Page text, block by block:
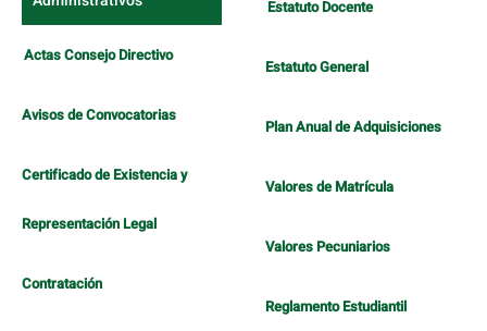
Actas Consejo Directivo
Avisos de Convocatorias
Certificado de Existencia y
Representación Legal
Contratación
Estatuto Docente
Estatuto General
Plan Anual de Adquisiciones
Valores de Matrícula
Valores Pecuniarios
Reglamento Estudiantil